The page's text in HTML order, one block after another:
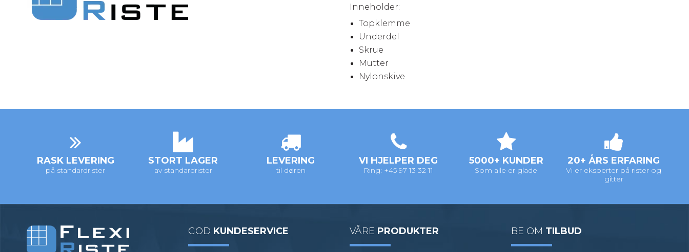
Inneholder:
Topklemme
Underdel
Skrue
Mutter
Nylonskive
RASK LEVERING
på standardrister
STORT LAGER
av standardrister
LEVERING
til døren
VI HJELPER DEG
Ring: +45 97 13 32 11
5000+ KUNDER
Som alle er glade
20+ ÅRS ERFARING
Vi er eksperter på rister og
gitter
GOD KUNDESERVICE VÅRE PRODUKTER BE OM TILBUD